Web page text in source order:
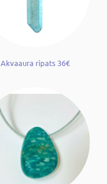
Akvaaura ripats 36€